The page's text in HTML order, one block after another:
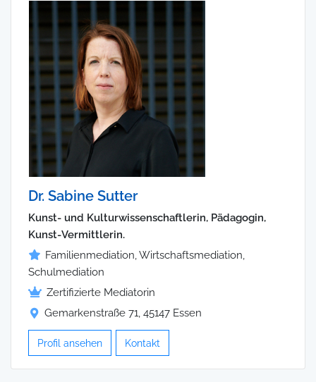
Dr. Sabine Sutter
Kunst- und Kulturwissenschaftlerin, Pädagogin,
Kunst-Vermittlerin.
Familienmediation, Wirtschaftsmediation,
Schulmediation
Zertifizierte Mediatorin
Gemarkenstraße 71, 45147 Essen
Profil ansehen Kontakt